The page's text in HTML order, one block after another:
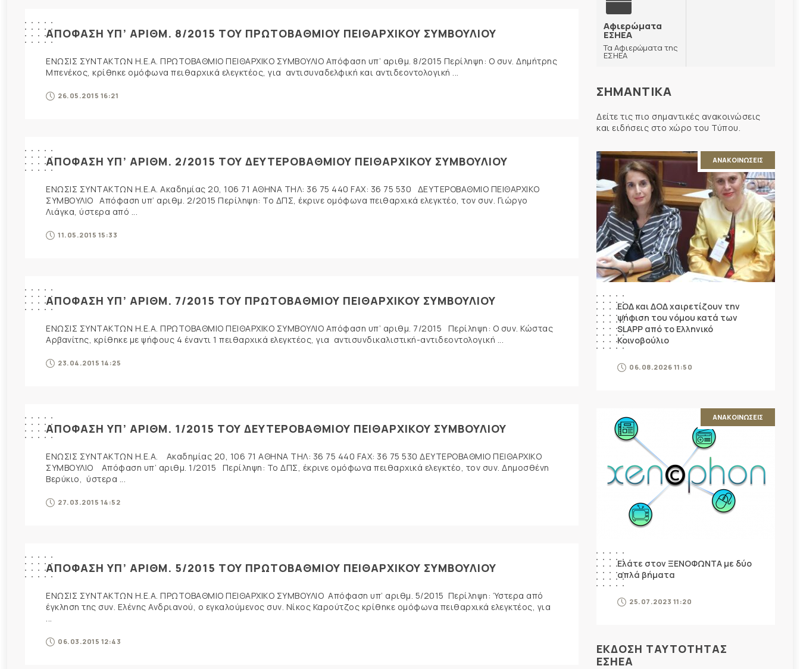
ΑΠΟΦΑΣΗ ΥΠ’ ΑΡΙΘΜ. 8/2015 ΤΟΥ ΠΡΩΤΟΒΑΘΜΙΟΥ ΠΕΙΘΑΡΧΙΚΟΥ ΣΥΜΒΟΥΛΙΟΥ
ΕΝΩΣΙΣ ΣΥΝΤΑΚΤΩΝ Η.Ε.Α. ΠΡΩΤΟΒΑΘΜΙΟ ΠΕΙΘΑΡΧΙΚΟ ΣΥΜΒΟΥΛΙΟ Απόφαση υπ’ αριθμ. 8/2015 Περίληψη: Ο συν. Δημήτρης
Μπενέκος, κρίθηκε ομόφωνα πειθαρχικά ελεγκτέος, για αντισυναδελφική και αντιδεοντολογική ...
26.05.2015 16:21
ΑΠΟΦΑΣΗ ΥΠ’ ΑΡΙΘΜ. 2/2015 ΤΟΥ ΔΕΥΤΕΡΟΒΑΘΜΙΟΥ ΠΕΙΘΑΡΧΙΚΟΥ ΣΥΜΒΟΥΛΙΟΥ
ΕΝΩΣΙΣ ΣΥΝΤΑΚΤΩΝ Η.Ε.Α. Ακαδημίας 20, 106 71 ΑΘΗΝΑ ΤΗΛ: 36 75 440 FAX: 36 75 530 ΔΕΥΤΕΡΟΒΑΘΜΙΟ ΠΕΙΘΑΡΧΙΚΟ
ΣΥΜΒΟΥΛΙΟ Απόφαση υπ’ αριθμ. 2/2015 Περίληψη: To ΔΠΣ, έκρινε ομόφωνα πειθαρχικά ελεγκτέο, τον συν. Γιώργο
Λιάγκα, ύστερα από ...
11.05.2015 15:33
ΑΠΟΦΑΣΗ ΥΠ’ ΑΡΙΘΜ. 7/2015 ΤΟΥ ΠΡΩΤΟΒΑΘΜΙΟΥ ΠΕΙΘΑΡΧΙΚΟΥ ΣΥΜΒΟΥΛΙΟΥ
ΕΝΩΣΙΣ ΣΥΝΤΑΚΤΩΝ Η.Ε.Α. ΠΡΩΤΟΒΑΘΜΙΟ ΠΕΙΘΑΡΧΙΚΟ ΣΥΜΒΟΥΛΙΟ Απόφαση υπ’ αριθμ. 7/2015 Περίληψη: Ο συν. Κώστας
Αρβανίτης, κρίθηκε με ψήφους 4 έναντι 1 πειθαρχικά ελεγκτέος, για αντισυνδικαλιστική-αντιδεοντολογική ...
23.04.2015 14:25
ΑΠΟΦΑΣΗ ΥΠ’ ΑΡΙΘΜ. 1/2015 ΤΟΥ ΔΕΥΤΕΡΟΒΑΘΜΙΟΥ ΠΕΙΘΑΡΧΙΚΟΥ ΣΥΜΒΟΥΛΙΟΥ
ΕΝΩΣΙΣ ΣΥΝΤΑΚΤΩΝ Η.Ε.Α. Ακαδημίας 20, 106 71 ΑΘΗΝΑ ΤΗΛ: 36 75 440 FAX: 36 75 530 ΔΕΥΤΕΡΟΒΑΘΜΙΟ ΠΕΙΘΑΡΧΙΚΟ
ΣΥΜΒΟΥΛΙΟ Απόφαση υπ’ αριθμ. 1/2015 Περίληψη: To ΔΠΣ, έκρινε ομόφωνα πειθαρχικά ελεγκτέο, τον συν. Δημοσθένη
Βερύκιο, ύστερα ...
27.03.2015 14:52
ΑΠΟΦΑΣΗ ΥΠ’ ΑΡΙΘΜ. 5/2015 ΤΟΥ ΠΡΩΤΟΒΑΘΜΙΟΥ ΠΕΙΘΑΡΧΙΚΟΥ ΣΥΜΒΟΥΛΙΟΥ
ΕΝΩΣΙΣ ΣΥΝΤΑΚΤΩΝ Η.Ε.Α. ΠΡΩΤΟΒΑΘΜΙΟ ΠΕΙΘΑΡΧΙΚΟ ΣΥΜΒΟΥΛΙΟ Απόφαση υπ’ αριθμ. 5/2015 Περίληψη: Ύστερα από
έγκληση της συν. Ελένης Ανδριανού, ο εγκαλούμενος συν. Νίκος Καρούτζος κρίθηκε ομόφωνα πειθαρχικά ελεγκτέος, για
...
06.03.2015 12:43
Αφιερώματα
ΕΣΗΕΑ
Τα Αφιερώματα της
ΕΣΗΕΑ
ΣΗΜΑΝΤΙΚΑ
Δείτε τις πιο σημαντικές ανακοινώσεις
και ειδήσεις στο χώρο του Τύπου.
ΑΝΑΚΟΙΝΩΣΕΙΣ
ΕΟΔ και ΔΟΔ χαιρετίζουν την
ψήφιση του νόμου κατά των
SLAPP από το Ελληνικό
Κοινοβούλιο
06.08.2026 11:50
ΑΝΑΚΟΙΝΩΣΕΙΣ
Ελάτε στον ΞΕΝΟΦΩΝΤΑ με δύο
απλά βήματα
25.07.2023 11:20
ΕΚΔΟΣΗ ΤΑΥΤΟΤΗΤΑΣ
ΕΣΗΕΑ